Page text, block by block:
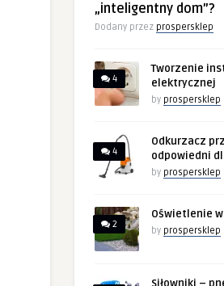
„inteligentny dom”?
Dodany przez prospersklep
4
Tworzenie
elektrycznej
by prospersklep
4
Odkurzacz
odpowiedni
by prospersklep
2
Oświetlenie
by prospersklep